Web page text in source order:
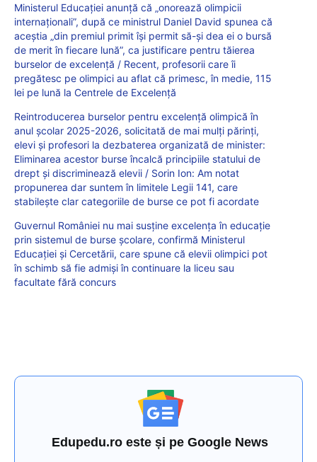
Ministerul Educației anunță că „onorează olimpicii
internaționali”, după ce ministrul Daniel David spunea că
aceștia „din premiul primit își permit să-și dea ei o bursă
de merit în fiecare lună”, ca justificare pentru tăierea
burselor de excelență / Recent, profesorii care îi
pregătesc pe olimpici au aflat că primesc, în medie, 115
lei pe lună la Centrele de Excelență
Reintroducerea burselor pentru excelență olimpică în
anul școlar 2025-2026, solicitată de mai mulți părinți,
elevi și profesori la dezbaterea organizată de minister:
Eliminarea acestor burse încalcă principiile statului de
drept și discriminează elevii / Sorin Ion: Am notat
propunerea dar suntem în limitele Legii 141, care
stabilește clar categoriile de burse ce pot fi acordate
Guvernul României nu mai susține excelența în educație
prin sistemul de burse școlare, confirmă Ministerul
Educației și Cercetării, care spune că elevii olimpici pot
în schimb să fie admiși în continuare la liceu sau
facultate fără concurs
Edupedu.ro este și pe Google News